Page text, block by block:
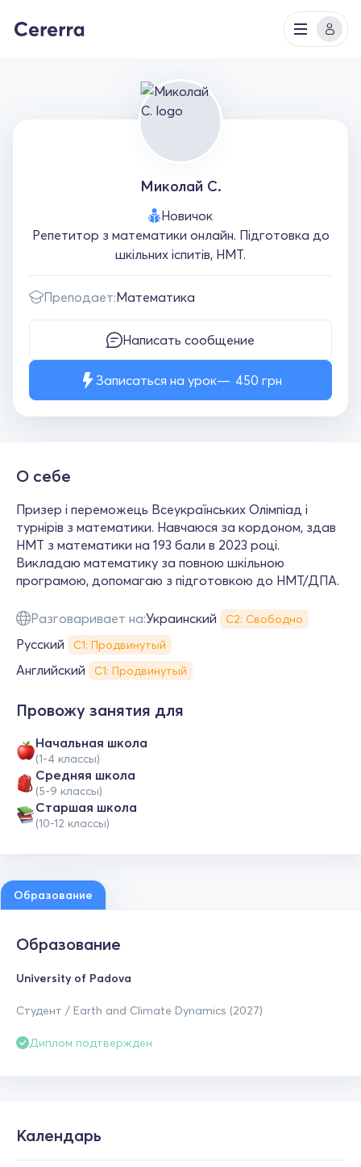
Миколай С.
Новичок
Репетитор з математики онлайн. Підготовка до
шкільних іспитів, НМТ.
Преподает:Математика
Написать сообщение
Записаться на урок 450 грн
О себе
Призер і переможець Всеукраїнських Олімпіад і
турнірів з математики. Навчаюся за кордоном, здав
НМТ з математики на 193 бали в 2023 році.
Викладаю математику за повною шкільною
програмою, допомагаю з підготовкою до НМТ/ДПА.
Разговаривает на:Украинский С2: Свободно
Русский С1: Продвинутый
Английский С1: Продвинутый
Провожу занятия для
Начальная школа
(1-4 классы)
Средняя школа
(5-9 классы)
Cтаршая школа
(10-12 классы)
Образование
Образование
University of Padova
Студент / Earth and Climate Dynamics (2027)
Диплом подтвержден
Календарь